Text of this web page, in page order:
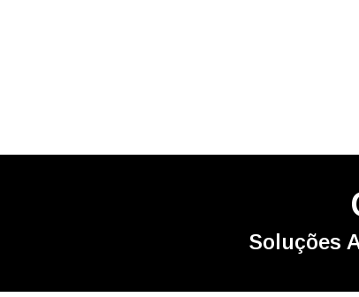
Soluções